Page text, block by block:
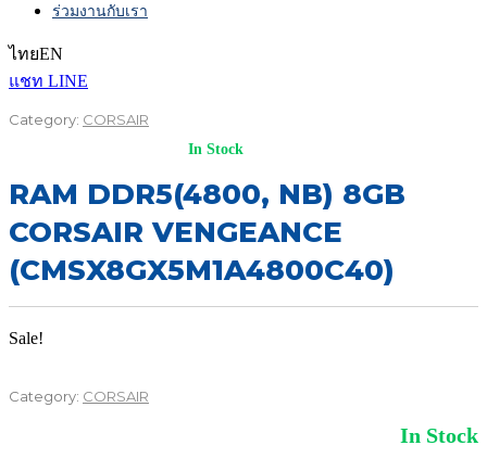
ร่วมงานกับเรา
ไทยEN
แชท LINE
Category: CORSAIR
In Stock
RAM DDR5(4800, NB) 8GB
CORSAIR VENGEANCE
(CMSX8GX5M1A4800C40)
Sale!
Category: CORSAIR
In Stock